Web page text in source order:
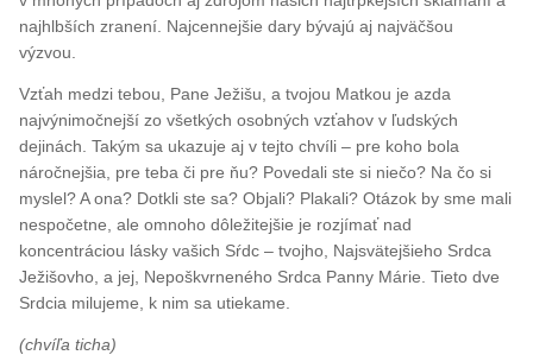
najhlbších zranení. Najcennejšie dary bývajú aj najväčšou
výzvou.
Vzťah medzi tebou, Pane Ježišu, a tvojou Matkou je azda
najvýnimočnejší zo všetkých osobných vzťahov v ľudských
dejinách. Takým sa ukazuje aj v tejto chvíli – pre koho bola
náročnejšia, pre teba či pre ňu? Povedali ste si niečo? Na čo si
myslel? A ona? Dotkli ste sa? Objali? Plakali? Otázok by sme mali
nespočetne, ale omnoho dôležitejšie je rozjímať nad
koncentráciou lásky vašich Sŕdc – tvojho, Najsvätejšieho Srdca
Ježišovho, a jej, Nepoškvrneného Srdca Panny Márie. Tieto dve
Srdcia milujeme, k nim sa utiekame.
(chvíľa ticha)